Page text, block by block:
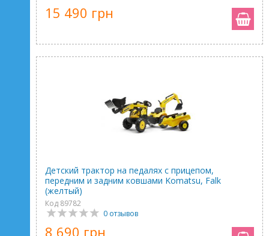
15 490 грн
Детский трактор на педалях с прицепом,
передним и задним ковшами Komatsu, Falk
(желтый)
Код 89782
0 отзывов
8 690 грн